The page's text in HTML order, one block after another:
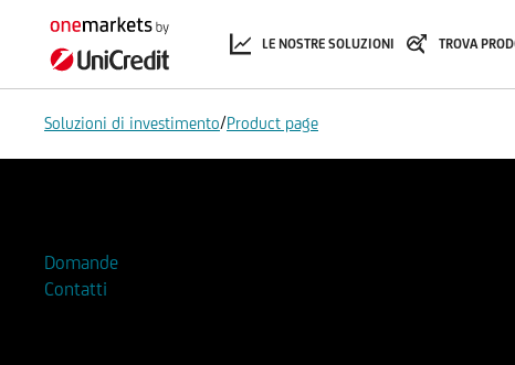
LE NOSTRE SOLUZIONI TROVA
Soluzioni di investimento/Product page
Domande
Contatti